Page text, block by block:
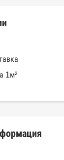
1м²